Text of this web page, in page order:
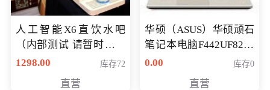
人工智能X6直饮水吧
（内部测试 请暂时不要
购买）
1298.00 库存72
直营
华硕（ASUS）华硕顽石
笔记本电脑F442UF8250
八代独显轻薄办公商务
0.00 库存0
直营